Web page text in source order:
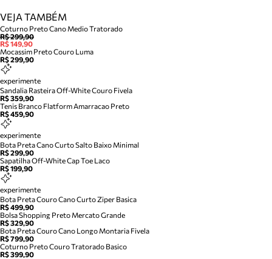
VEJA TAMBÉM
Coturno Preto Cano Medio Tratorado
R$ 299,90
R$ 149,90
Mocassim Preto Couro Luma
R$ 299,90
experimente
Sandalia Rasteira Off-White Couro Fivela
R$ 359,90
Tenis Branco Flatform Amarracao Preto
R$ 459,90
experimente
Bota Preta Cano Curto Salto Baixo Minimal
R$ 299,90
Sapatilha Off-White Cap Toe Laco
R$ 199,90
experimente
Bota Preta Couro Cano Curto Ziper Basica
R$ 499,90
Bolsa Shopping Preto Mercato Grande
R$ 329,90
Bota Preta Couro Cano Longo Montaria Fivela
R$ 799,90
Coturno Preto Couro Tratorado Basico
R$ 399,90